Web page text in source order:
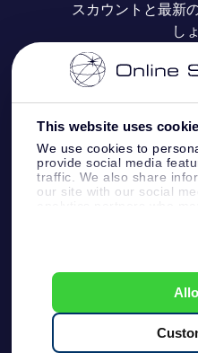
This website uses
We use cookies to
provide social media
traffic. We also share
our site with our social
information that you’ve
レビュー
OSR ギフトカード
法人ギフト
カスタマイズされた
One Million Stars
OSR Starsaver
星間飛行VRアプリ
お支払いに関する情報
配送に関する情報
返品ポリシ
星座
スカウントと最新
し
カスタマーサ
一般利用規約